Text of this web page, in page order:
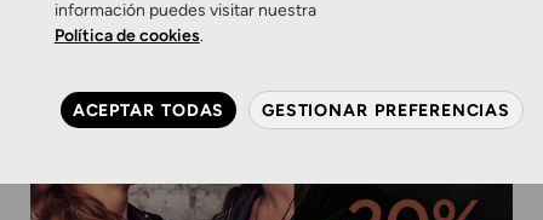
información puedes visitar nuestra
Política de cookies.
ACEPTAR TODAS GESTIONAR PREFERENCIAS